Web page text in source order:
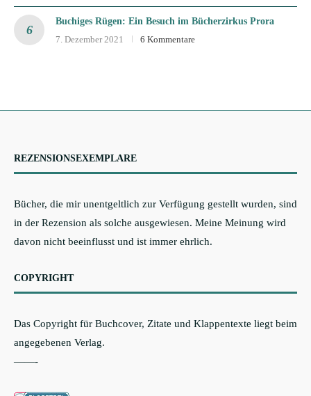
Buchiges Rügen: Ein Besuch im Bücherzirkus Prora
7. Dezember 2021
6 Kommentare
REZENSIONSEXEMPLARE
Bücher, die mir unentgeltlich zur Verfügung gestellt wurden, sind
in der Rezension als solche ausgewiesen. Meine Meinung wird
davon nicht beeinflusst und ist immer ehrlich.
COPYRIGHT
Das Copyright für Buchcover, Zitate und Klappentexte liegt beim
angegebenen Verlag.
——-